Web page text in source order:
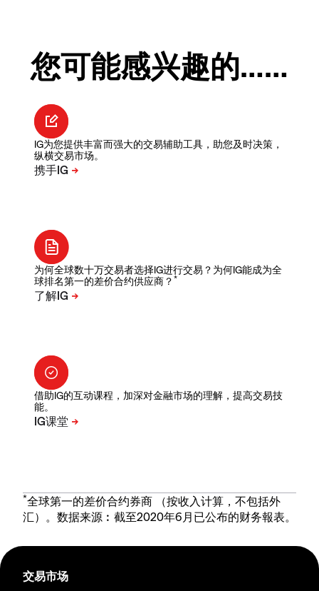
您可能感兴趣的……
IG为您提供丰富而强大的交易辅助工具，助您及时决策，
纵横交易市场。
为何全球数十万交易者选择IG进行交易？为何IG能成为全
球排名第一的差价合约供应商？ *
借助IG的互动课程，加深对金融市场的理解，提高交易技
能。
*全球第一的差价合约券商 （按收入计算，不包括外
汇）。数据来源︰截至2020年6月已公布的财务報表。
交易市场